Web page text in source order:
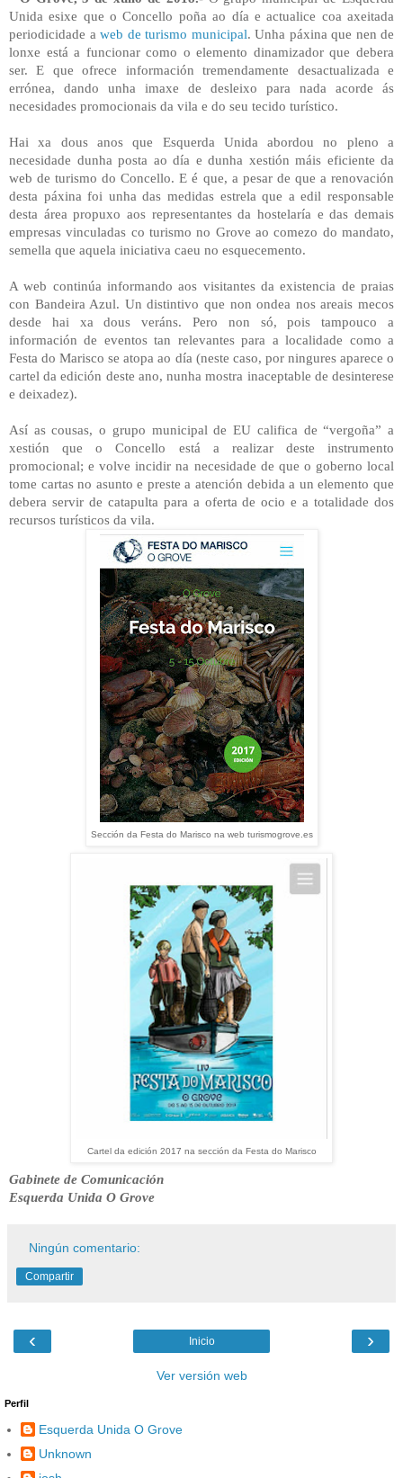
Unida esixe que o Concello poña ao día e actualice coa axeitada
periodicidade a web de turismo municipal. Unha páxina que nen de
lonxe está a funcionar como o elemento dinamizador que debera
ser. E que ofrece información tremendamente desactualizada e
errónea, dando unha imaxe de desleixo para nada acorde ás
necesidades promocionais da vila e do seu tecido turístico.
Hai xa dous anos que Esquerda Unida abordou no pleno a
necesidade dunha posta ao día e dunha xestión máis eficiente da
web de turismo do Concello. E é que, a pesar de que a renovación
desta páxina foi unha das medidas estrela que a edil responsable
desta área propuxo aos representantes da hostelaría e das demais
empresas vinculadas co turismo no Grove ao comezo do mandato,
semella que aquela iniciativa caeu no esquecemento.
A web continúa informando aos visitantes da existencia de praias
con Bandeira Azul. Un distintivo que non ondea nos areais mecos
desde hai xa dous veráns. Pero non só, pois tampouco a
información de eventos tan relevantes para a localidade como a
Festa do Marisco se atopa ao día (neste caso, por ningures aparece o
cartel da edición deste ano, nunha mostra inaceptable de desinterese
e deixadez).
Así as cousas, o grupo municipal de EU califica de “vergoña” a
xestión que o Concello está a realizar deste instrumento
promocional; e volve incidir na necesidade de que o goberno local
tome cartas no asunto e preste a atención debida a un elemento que
debera servir de catapulta para a oferta de ocio e a totalidade dos
recursos turísticos da vila.
Sección da Festa do Marisco na web turismogrove.es
Cartel da edición 2017 na sección da Festa do Marisco
Gabinete de Comunicación
Esquerda Unida O Grove
Ningún comentario:
Compartir
‹ ›
Inicio
Ver versión web
Perfil
Esquerda Unida O Grove
Unknown